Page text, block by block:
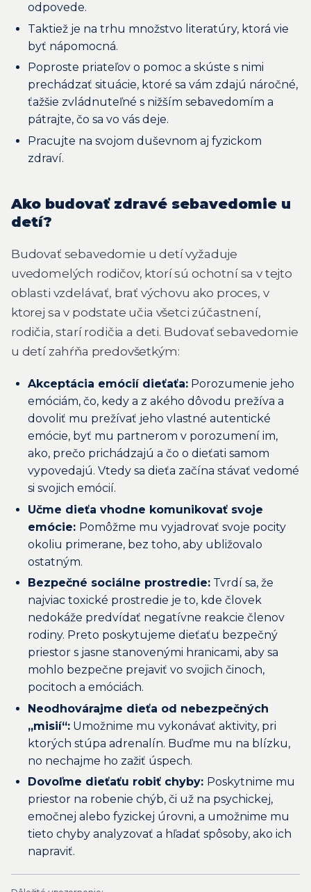
odpovede.
Taktiež je na trhu množstvo literatúry, ktorá vie
byť nápomocná.
Poproste priateľov o pomoc a skúste s nimi
prechádzať situácie, ktoré sa vám zdajú náročné,
ťažšie zvládnuteľné s nižším sebavedomím a
pátrajte, čo sa vo vás deje.
Pracujte na svojom duševnom aj fyzickom
zdraví.
Ako budovať zdravé sebavedomie u
detí?
Budovať sebavedomie u detí vyžaduje
uvedomelých rodičov, ktorí sú ochotní sa v tejto
oblasti vzdelávať, brať výchovu ako proces, v
ktorej sa v podstate učia všetci zúčastnení,
rodičia, starí rodičia a deti. Budovať sebavedomie
u detí zahŕňa predovšetkým:
Akceptácia emócií dieťaťa: Porozumenie jeho
emóciám, čo, kedy a z akého dôvodu prežíva a
dovoliť mu prežívať jeho vlastné autentické
emócie, byť mu partnerom v porozumení im,
ako, prečo prichádzajú a čo o dieťati samom
vypovedajú. Vtedy sa dieťa začína stávať vedomé
si svojich emócií.
Učme dieťa vhodne komunikovať svoje
emócie: Pomôžme mu vyjadrovať svoje pocity
okoliu primerane, bez toho, aby ubližovalo
ostatným.
Bezpečné sociálne prostredie: Tvrdí sa, že
najviac toxické prostredie je to, kde človek
nedokáže predvídať negatívne reakcie členov
rodiny. Preto poskytujeme dieťaťu bezpečný
priestor s jasne stanovenými hranicami, aby sa
mohlo bezpečne prejaviť vo svojich činoch,
pocitoch a emóciách.
Neodhovárajme dieťa od nebezpečných
„misií“: Umožnime mu vykonávať aktivity, pri
ktorých stúpa adrenalín. Buďme mu na blízku,
no nechajme ho zažiť úspech.
Dovoľme dieťaťu robiť chyby: Poskytnime mu
priestor na robenie chýb, či už na psychickej,
emočnej alebo fyzickej úrovni, a umožnime mu
tieto chyby analyzovať a hľadať spôsoby, ako ich
napraviť.